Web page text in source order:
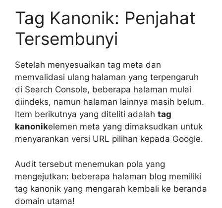
Tag Kanonik: Penjahat
Tersembunyi
Setelah menyesuaikan tag meta dan
memvalidasi ulang halaman yang terpengaruh
di Search Console, beberapa halaman mulai
diindeks, namun halaman lainnya masih belum.
Item berikutnya yang diteliti adalah tag
kanonikelemen meta yang dimaksudkan untuk
menyarankan versi URL pilihan kepada Google.
Audit tersebut menemukan pola yang
mengejutkan: beberapa halaman blog memiliki
tag kanonik yang mengarah kembali ke beranda
domain utama!